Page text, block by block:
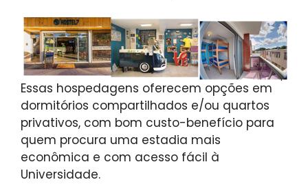
Essas hospedagens oferecem opções em
dormitórios compartilhados e/ou quartos
privativos, com bom custo-benefício para
quem procura uma estadia mais
econômica e com acesso fácil à
Universidade.